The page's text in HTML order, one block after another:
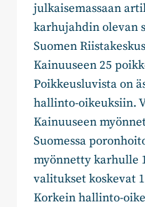
julkaisemassaan
karhujahdin olevan
Suomen
Kainuuseen 25
Poikkeusluvista on
hallinto-oikeuksiin.
Kainuuseen
Suomessa
myönnetty karhulle
valitukset koskevat
Korkein hallinto-